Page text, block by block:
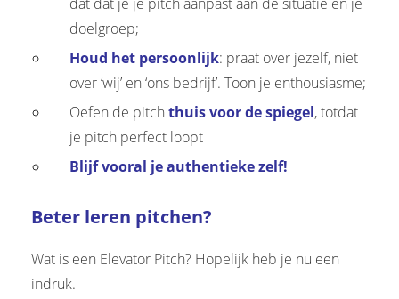
doelgroep;
Houd het persoonlijk: praat over jezelf, niet
over ‘wij’ en ‘ons bedrijf’. Toon je enthousiasme;
Oefen de pitchthuis voor de spiegel, totdat
je pitch perfect loopt
Blijf vooral je authentieke zelf!
Beter leren pitchen?
Wat is een Elevator Pitch? Hopelijk heb je nu een
indruk.